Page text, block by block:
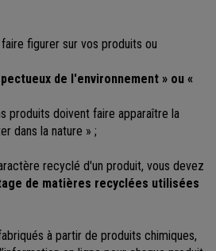
figurer sur vos produits ou
de l'environnement » ou «
produits doivent faire apparaître la
dans la nature » ;
recyclé d'un produit, vous devez
de matières recyclées utilisées
à partir de produits chimiques,